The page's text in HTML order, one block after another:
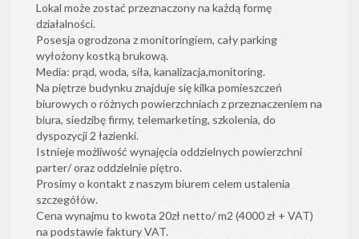
Lokal może zostać przeznaczony na każdą formę
działalności.
Posesja ogrodzona z monitoringiem, cały parking
wyłożony kostką brukową.
Media: prąd, woda, siła, kanalizacja,monitoring.
Na piętrze budynku znajduje się kilka pomieszczeń
biurowych o różnych powierzchniach z przeznaczeniem na
biura, siedzibę firmy, telemarketing, szkolenia, do
dyspozycji 2 łazienki.
Istnieje możliwość wynajęcia oddzielnych powierzchni
parter/ oraz oddzielnie piętro.
Prosimy o kontakt z naszym biurem celem ustalenia
szczegółów.
Cena wynajmu to kwota 20zł netto/ m2 (4000 zł + VAT)
na podstawie faktury VAT.